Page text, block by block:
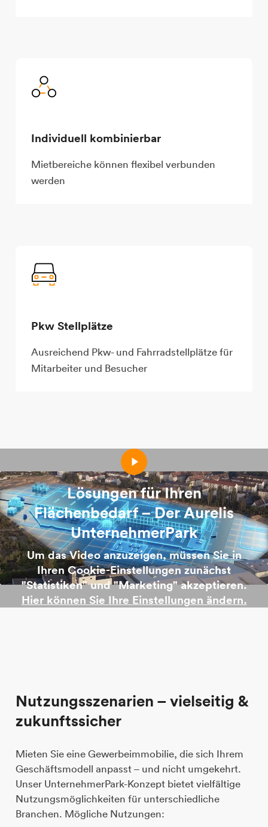
Individuell kombinierbar
Mietbereiche können flexibel verbunden
werden
Pkw Stellplätze
Ausreichend Pkw- und Fahrrad­stellplätze für
Mitarbeiter und Besucher
Lösungen für Ihren
Flächenbedarf – Der Aurelis
UnternehmerPark
Um das Video anzuzeigen, müssen Sie in
Ihren Cookie-Einstellungen zunächst
"Statistiken" und "Marketing" akzeptieren.
Hier können Sie Ihre Einstellungen ändern.
Nutzungsszenarien – vielseitig &
zukunftssicher
Mieten Sie eine Gewerbeimmobilie, die sich Ihrem
Geschäftsmodell anpasst – und nicht umgekehrt.
Unser UnternehmerPark-Konzept bietet vielfältige
Nutzungsmöglichkeiten für unterschiedliche
Branchen. Mögliche Nutzungen: